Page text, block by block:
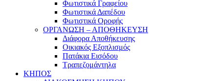
Φωτιστικά Γραφείου
Φωτιστικά Δαπέδου
Φωτιστικά Οροφής
ΟΡΓΑΝΩΣΗ – ΑΠΟΘΗΚΕΥΣΗ
Διάφορα Αποθήκευσης
Οικιακός Εξοπλισμός
Πατάκια Εισόδου
Τραπεζομάντηλα
ΚΗΠΟΣ